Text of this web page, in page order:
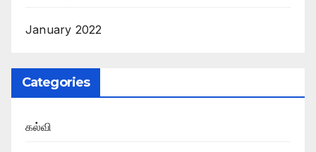
January 2022
Categories
கல்வி